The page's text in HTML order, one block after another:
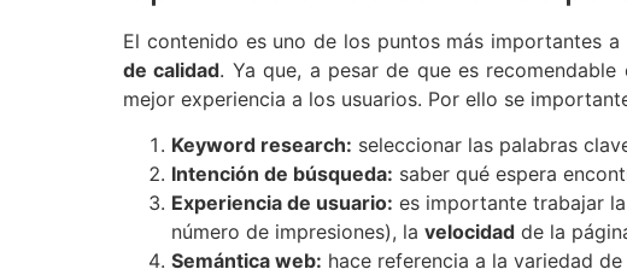
El contenido es uno de los puntos más importantes
de calidad. Ya que, a pesar de que es
mejor experiencia a los usuarios. Por ello se
Keyword research: seleccionar las palabras
Intención de búsqueda: saber qué espera
Experiencia de usuario: es importante trabajar la
número de impresiones), la velocidad de la
Semántica web: hace referencia a la variedad